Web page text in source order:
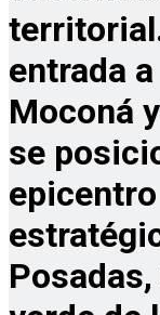
entrada
Moconá
se